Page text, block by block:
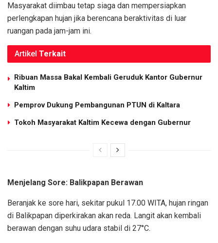
Masyarakat diimbau tetap siaga dan mempersiapkan
perlengkapan hujan jika berencana beraktivitas di luar
ruangan pada jam-jam ini.
Artikel Terkait
Ribuan Massa Bakal Kembali Geruduk Kantor Gubernur
Kaltim
Pemprov Dukung Pembangunan PTUN di Kaltara
Tokoh Masyarakat Kaltim Kecewa dengan Gubernur
Menjelang Sore: Balikpapan Berawan
Beranjak ke sore hari, sekitar pukul 17.00 WITA, hujan ringan
di Balikpapan diperkirakan akan reda. Langit akan kembali
berawan dengan suhu udara stabil di 27°C.